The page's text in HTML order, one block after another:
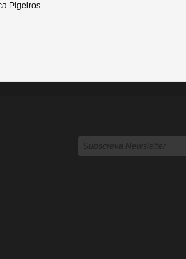
Pigeiros